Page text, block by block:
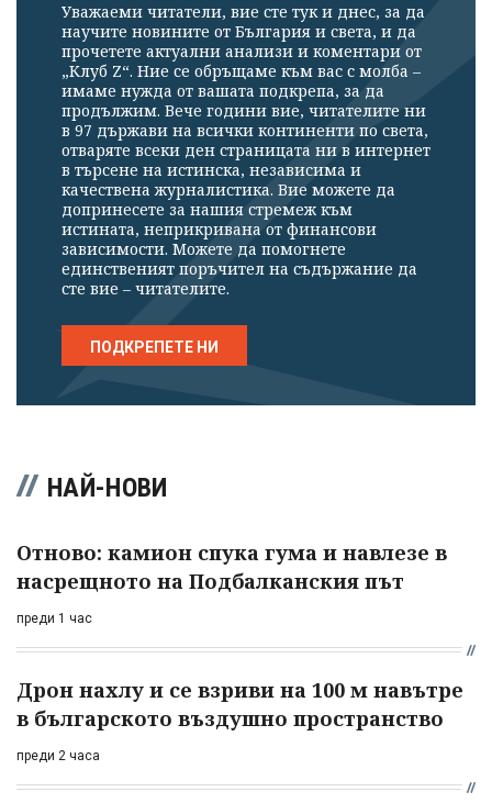
Уважаеми читатели, вие сте тук и днес, за да
научите новините от България и света, и да
прочетете актуални анализи и коментари от
„Клуб Z“. Ние се обръщаме към вас с молба –
имаме нужда от вашата подкрепа, за да
продължим. Вече години вие, читателите ни
в 97 държави на всички континенти по света,
отваряте всеки ден страницата ни в интернет
в търсене на истинска, независима и
качествена журналистика. Вие можете да
допринесете за нашия стремеж към
истината, неприкривана от финансови
зависимости. Можете да помогнете
единственият поръчител на съдържание да
сте вие – читателите.
ПОДКРЕПЕТЕ НИ
НАЙ-НОВИ
Отново: камион спука гума и навлезе в
насрещното на Подбалканския път
преди 1 час
Дрон нахлу и се взриви на 100 м навътре
в българското въздушно пространство
преди 2 часа